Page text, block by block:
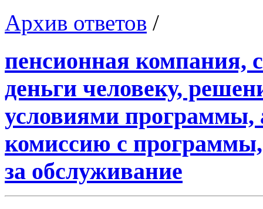
Архив ответов /
пенсионная компания,
деньги человеку,
условиями программы,
комиссию с программы,
за обслуживание